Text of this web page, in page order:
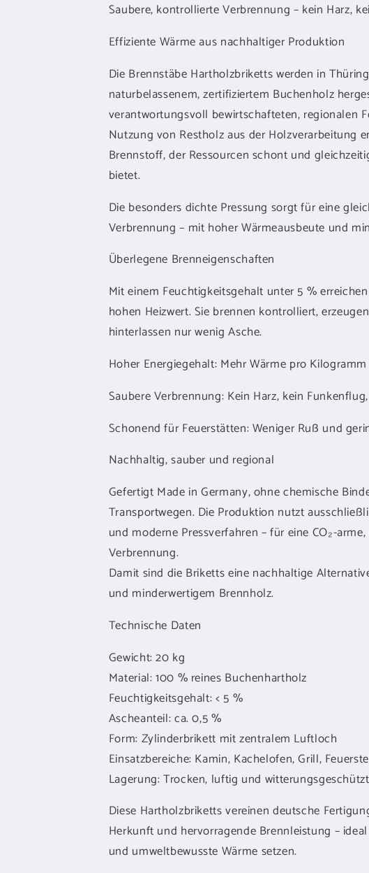
Saubere, kontrollierte Verbrennung – kein Harz,
Effiziente Wärme aus nachhaltiger Produktion
Die Brennstäbe Hartholzbriketts werden in
naturbelassenem, zertifiziertem Buchenholz
verantwortungsvoll bewirtschafteten, regionalen
Nutzung von Restholz aus der Holzverarbeitung
Brennstoff, der Ressourcen schont und
bietet.
Die besonders dichte Pressung sorgt für eine
Verbrennung – mit hoher Wärmeausbeute und
Überlegene Brenneigenschaften
Mit einem Feuchtigkeitsgehalt unter 5 %
hohen Heizwert. Sie brennen kontrolliert,
hinterlassen nur wenig Asche.
Hoher Energiegehalt: Mehr Wärme pro
Saubere Verbrennung: Kein Harz, kein
Schonend für Feuerstätten: Weniger Ruß und
Nachhaltig, sauber und regional
Gefertigt Made in Germany, ohne chemische
Transportwegen. Die Produktion nutzt
und moderne Pressverfahren – für eine CO₂-
Verbrennung.
Damit sind die Briketts eine nachhaltige
und minderwertigem Brennholz.
Technische Daten
Gewicht: 20 kg
Material: 100 % reines Buchenhartholz
Feuchtigkeitsgehalt: < 5 %
Ascheanteil: ca. 0,5 %
Form: Zylinderbrikett mit zentralem Luftloch
Einsatzbereiche: Kamin, Kachelofen, Grill,
Lagerung: Trocken, luftig und witterungsgeschützt
Diese Hartholzbriketts vereinen deutsche
Herkunft und hervorragende Brennleistung –
und umweltbewusste Wärme setzen.